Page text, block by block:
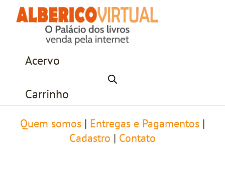
Acervo
Carrinho
Quem somos Entregas e Pagamentos
Cadastro
Contato